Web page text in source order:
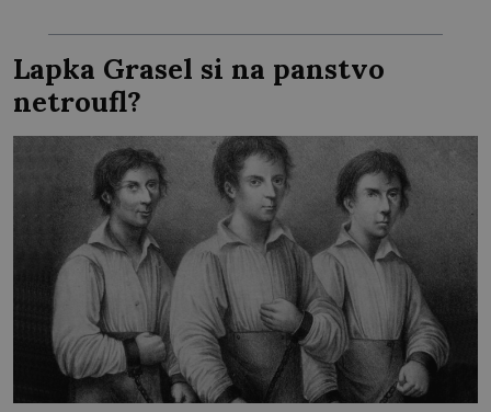
jim potvrdí také to, že na něj během výslechů
nikdo nevyvíjel fyzický ani psychický nátlak.
Syn brněnského řezníka chce být knězem a
[…]
Lapka Grasel si na panstvo
netroufl?